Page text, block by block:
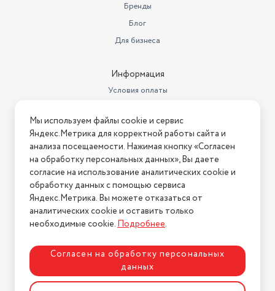
Бренды
Блог
Для бизнеса
Информация
Условия оплаты
Условия возврата
Нашли ошибку на сайте? Напишите нам
2026 © Интернет-магазин "АстМаркет". У нас есть всё!
Политика конфиденциальности
Разработка сайтаASTDESIGN
Мы используем файлы cookie и сервис
Яндекс.Метрика для корректной работы сайта и
анализа посещаемости. Нажимая кнопку «Согласен
на обработку персональных данных», Вы даете
согласие на использование аналитических cookie и
обработку данных с помощью сервиса
Яндекс.Метрика. Вы можете отказаться от
аналитических cookie и оставить только
необходимые cookie.Подробнее.
Согласен на обработку персональных
данных